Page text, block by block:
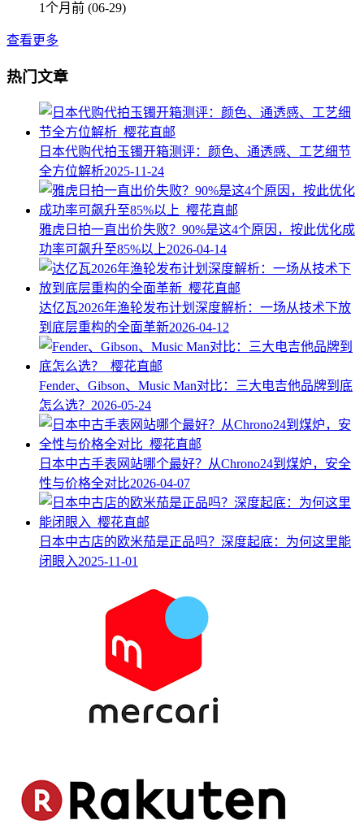
1个月前 (06-29)
查看更多
热门文章
日本代购代拍玉镯开箱测评：颜色、通透感、工艺细节
全方位解析2025-11-24
雅虎日拍一直出价失败？90%是这4个原因，按此优化成
功率可飙升至85%以上2026-04-14
达亿瓦2026年渔轮发布计划深度解析：一场从技术下放
到底层重构的全面革新2026-04-12
Fender、Gibson、Music Man对比：三大电吉他品牌到底
怎么选？ 2026-05-24
日本中古手表网站哪个最好？从Chrono24到煤炉，安全
性与价格全对比2026-04-07
日本中古店的欧米茄是正品吗？深度起底：为何这里能
闭眼入2025-11-01